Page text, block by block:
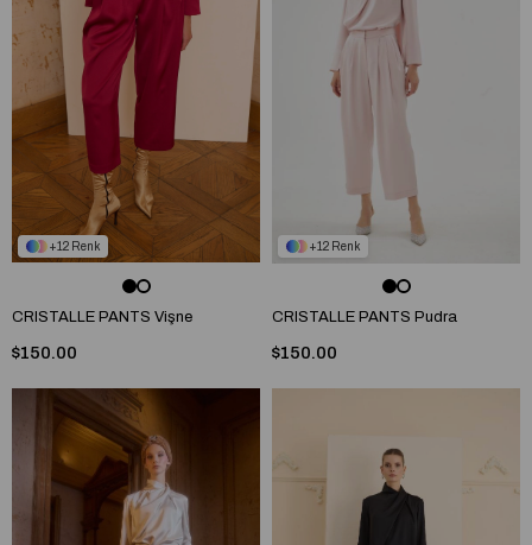
12
CRISTALLE PANTS Vişne
$150.00
12
CRISTALLE PANTS Pudra
$150.00